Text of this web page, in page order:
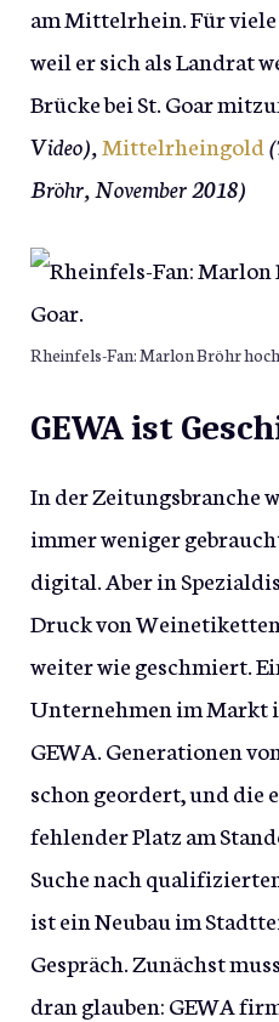
am Mittelrhein. Für
weil er sich als Landrat
Brücke bei St. Goar
Video), Mittelrheingold
Bröhr, November 2018)
Rheinfels-Fan: Marlon Bröhr hoch
GEWA ist
In der Zeitungsbranche
immer weniger
digital. Aber in
Druck von
weiter wie geschmiert.
Unternehmen im Markt
GEWA. Generationen
schon geordert, und die
fehlender Platz am
Suche nach
ist ein Neubau im
Gespräch. Zunächst
dran glauben: GEWA